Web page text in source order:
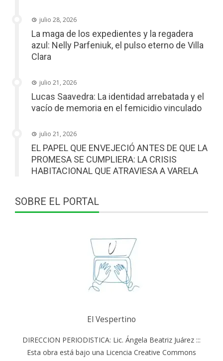
julio 28, 2026
La maga de los expedientes y la regadera
azul: Nelly Parfeniuk, el pulso eterno de Villa
Clara
julio 21, 2026
Lucas Saavedra: La identidad arrebatada y el
vacío de memoria en el femicidio vinculado
julio 21, 2026
EL PAPEL QUE ENVEJECIÓ ANTES DE QUE LA
PROMESA SE CUMPLIERA: LA CRISIS
HABITACIONAL QUE ATRAVIESA A VARELA
SOBRE EL PORTAL
El Vespertino
DIRECCION PERIODISTICA: Lic. Ángela Beatriz Juárez :::
Esta obra está bajo una Licencia Creative Commons